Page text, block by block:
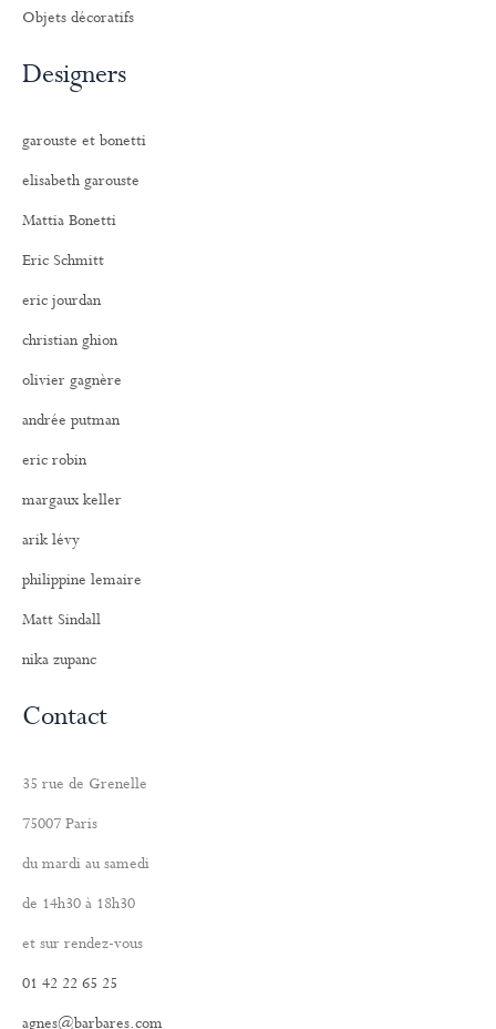
Objets décoratifs
Designers
garouste et bonetti
elisabeth garouste
Mattia Bonetti
Eric Schmitt
eric jourdan
christian ghion
olivier gagnère
andrée putman
eric robin
margaux keller
arik lévy
philippine lemaire
Matt Sindall
nika zupanc
Contact
35 rue de Grenelle
75007 Paris
du mardi au samedi
de 14h30 à 18h30
et sur rendez-vous
01 42 22 65 25
agnes@barbares.com